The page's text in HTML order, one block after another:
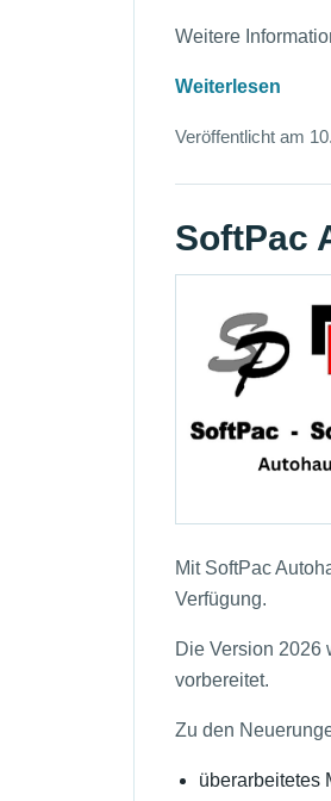
Weitere
Weiterlesen
Veröffentlicht am
SoftPac
Mit SoftPac
Verfügung.
Die Version 2026
vorbereitet.
Zu den
überarbeitetes